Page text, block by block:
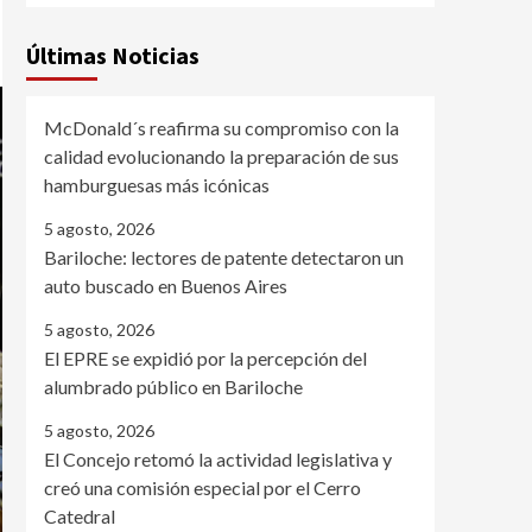
Últimas Noticias
McDonald´s reafirma su compromiso con la
calidad evolucionando la preparación de sus
hamburguesas más icónicas
5 agosto, 2026
Bariloche: lectores de patente detectaron un
auto buscado en Buenos Aires
5 agosto, 2026
El EPRE se expidió por la percepción del
alumbrado público en Bariloche
5 agosto, 2026
El Concejo retomó la actividad legislativa y
creó una comisión especial por el Cerro
Catedral